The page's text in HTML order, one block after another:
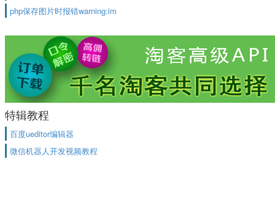
php保存图片时报错warning:im
特辑教程
百度ueditor编辑器
微信机器人开发视频教程